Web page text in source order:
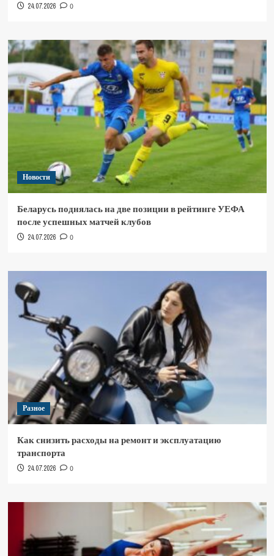
24.07.2026 0
Новости
Беларусь поднялась на две позиции в рейтинге УЕФА
после успешных матчей клубов
24.07.2026 0
Разное
Как снизить расходы на ремонт и эксплуатацию
транспорта
24.07.2026 0